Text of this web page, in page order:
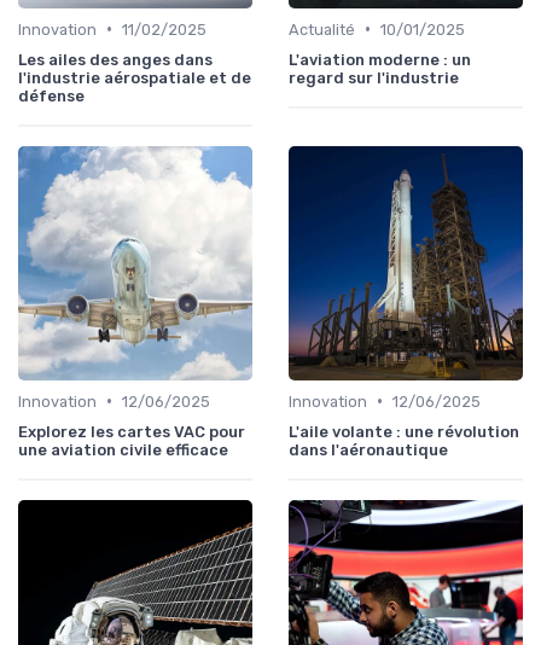
Innovation • 11/02/2025
Les ailes des anges dans
l'industrie aérospatiale et de
défense
Actualité • 10/01/2025
L'aviation moderne : un
regard sur l'industrie
Innovation • 12/06/2025
Explorez les cartes VAC pour
une aviation civile efficace
Innovation • 12/06/2025
L'aile volante : une révolution
dans l'aéronautique